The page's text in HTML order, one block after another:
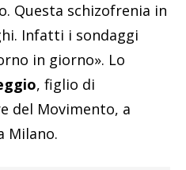
Questa schizofrenia in
Infatti i sondaggi
in giorno». Lo
, figlio di
del Movimento, a
Milano.